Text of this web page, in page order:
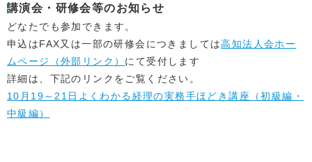
詳細・参加申込PDF→
2025.12.26
講演会・研修会等のお知らせ
どなたでも参加できます。
申込はFAX又は一部の研修会につきましては高知法人会ホー
ムページ（外部リンク） にて受付します
詳細は、下記のリンクをご覧ください。
10月19～21日よくわかる経理の実務手ほどき講座（初級編・
中級編）